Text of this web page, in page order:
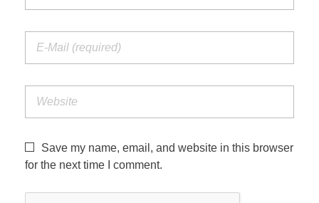
Save my name, email, and website in this browser
for the next time I comment.